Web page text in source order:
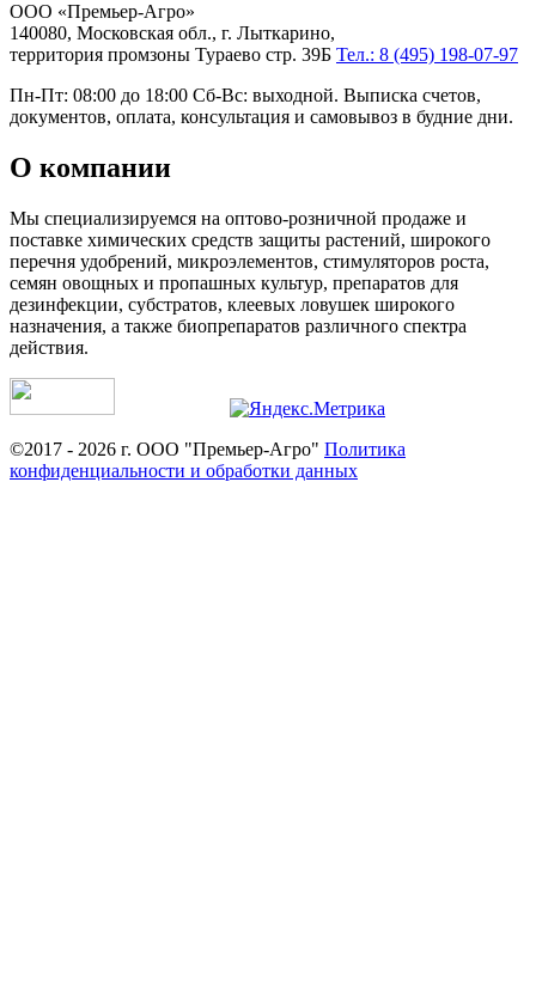
ООО «Премьер-Агро»
140080, Московская обл., г. Лыткарино,
территория промзоны Тураево стр. 39Б Тел.: 8 (495) 198-07-97
Пн-Пт: 08:00 до 18:00 Сб-Вс: выходной. Выписка счетов,
документов, оплата, консультация и самовывоз в будние дни.
О компании
Мы специализируемся на оптово-розничной продаже и
поставке химических средств защиты растений, широкого
перечня удобрений, микроэлементов, стимуляторов роста,
семян овощных и пропашных культур, препаратов для
дезинфекции, субстратов, клеевых ловушек широкого
назначения, а также биопрепаратов различного спектра
действия.
©2017 - 2026 г. ООО "Премьер-Агро" Политика
конфиденциальности и обработки данных